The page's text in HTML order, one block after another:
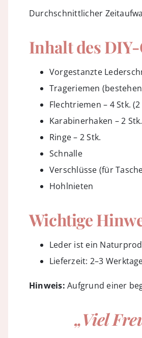
Durchschnittlicher
Inhalt des
Vorgestanzte
Trageriemen
Flechtriemen – 4 Stk.
Karabinerhaken – 2 Stk.
Ringe – 2 Stk.
Schnalle
Verschlüsse (für
Hohlnieten
Wichtige
Leder ist ein
Lieferzeit: 2–3
Hinweis: Aufgrund einer
„Viel